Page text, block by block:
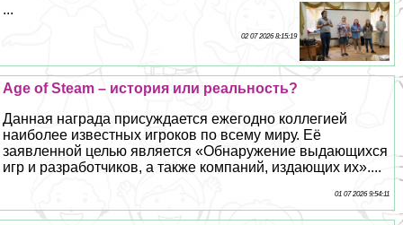
...
02 07 2026 8:15:19
Age of Steam – история или реальность?
Данная награда присуждается ежегодно коллегией
наиболее известных игроков по всему миру. Её
заявленной целью является «Обнаружение выдающихся
игр и разработчиков, а также компаний, издающих их»....
01 07 2026 9:54:11